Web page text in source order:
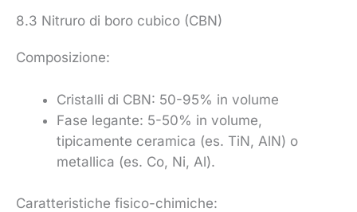
8.3 Nitruro di boro cubico (CBN)
Composizione:
Cristalli di CBN: 50-95% in volume
Fase legante: 5-50% in volume,
tipicamente ceramica (es. TiN, AlN) o
metallica (es. Co, Ni, Al).
Caratteristiche fisico-chimiche: